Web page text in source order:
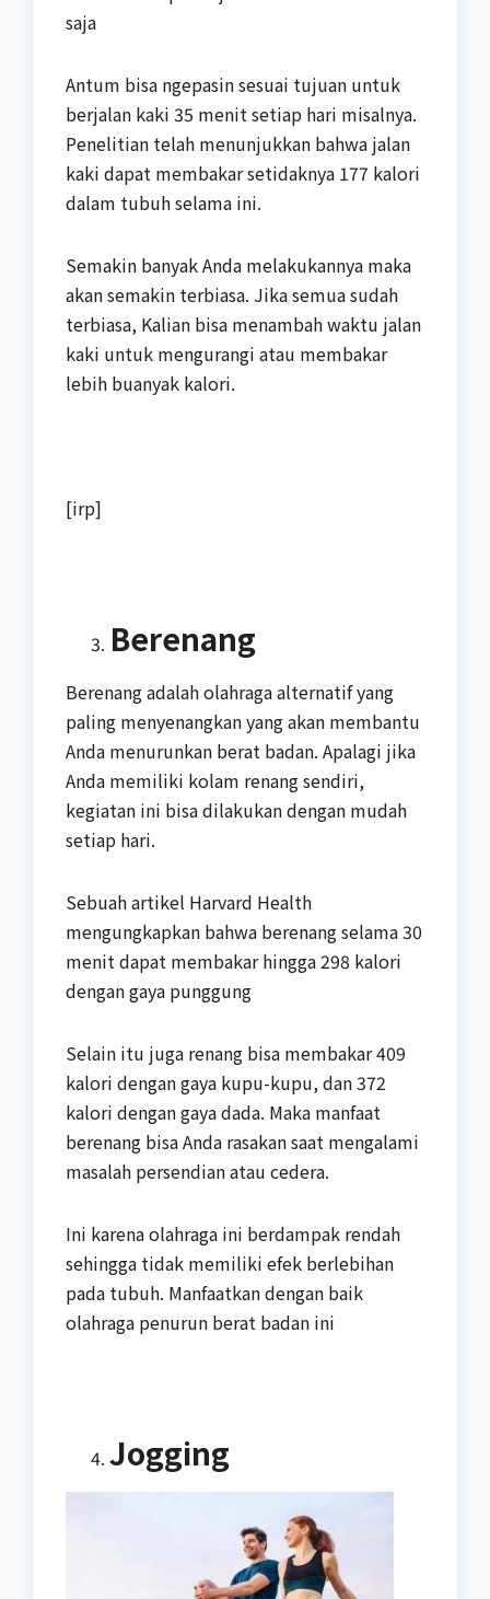
saja
Antum bisa ngepasin sesuai tujuan untuk
berjalan kaki 35 menit setiap hari misalnya.
Penelitian telah menunjukkan bahwa jalan
kaki dapat membakar setidaknya 177 kalori
dalam tubuh selama ini.
Semakin banyak Anda melakukannya maka
akan semakin terbiasa. Jika semua sudah
terbiasa, Kalian bisa menambah waktu jalan
kaki untuk mengurangi atau membakar
lebih buanyak kalori.
[irp]
Berenang
Berenang adalah olahraga alternatif yang
paling menyenangkan yang akan membantu
Anda menurunkan berat badan. Apalagi jika
Anda memiliki kolam renang sendiri,
kegiatan ini bisa dilakukan dengan mudah
setiap hari.
Sebuah artikel Harvard Health
mengungkapkan bahwa berenang selama 30
menit dapat membakar hingga 298 kalori
dengan gaya punggung
Selain itu juga renang bisa membakar 409
kalori dengan gaya kupu-kupu, dan 372
kalori dengan gaya dada. Maka manfaat
berenang bisa Anda rasakan saat mengalami
masalah persendian atau cedera.
Ini karena olahraga ini berdampak rendah
sehingga tidak memiliki efek berlebihan
pada tubuh. Manfaatkan dengan baik
olahraga penurun berat badan ini
Jogging